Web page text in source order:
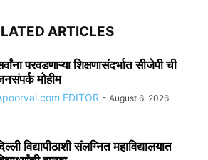
ARTICLES
परवडणाऱ्या शिक्षणासंदर्भात सीजेपी ची
मोहीम
EDITOR - August 6, 2026
विद्यापीठाशी संलग्नित महाविद्यालयात